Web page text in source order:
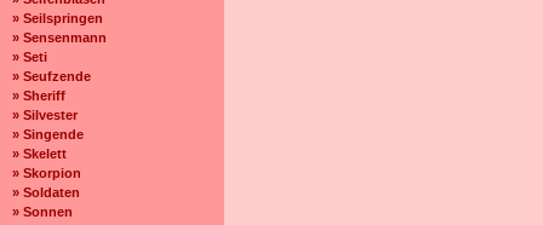
» Seilspringen
» Sensenmann
» Seti
» Seufzende
» Sheriff
» Silvester
» Singende
» Skelett
» Skorpion
» Soldaten
» Sonnen